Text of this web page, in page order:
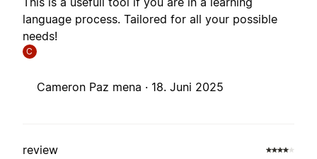
language process. Tailored for all your possible
needs!
C
Cameron Paz mena · 18. Juni 2025
review